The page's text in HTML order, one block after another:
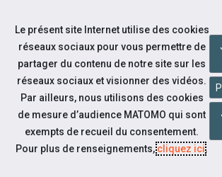
Aller au contenu
Actualités
CAP EMPLOI PRÉSENT AU
Le présent site Internet utilise des cookies
réseaux sociaux pour vous permettre de
partager du contenu de notre site sur les
réseaux sociaux et visionner des vidéos.
Par ailleurs, nous utilisons des cookies
de mesure d’audience MATOMO qui sont
exempts de recueil du consentement.
Pour plus de renseignements,cliquez ici.